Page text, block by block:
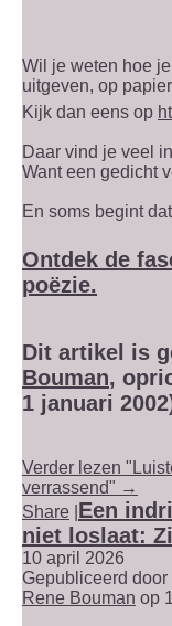
Wil je weten hoe
uitgeven, op
Kijk dan eens op
Daar vind je veel
Want een gedicht
En soms begint
Ontdek de
poëzie.
Dit artikel is
Bouman,
1 januari
Verder lezen
verrassend" →
Share Een
niet loslaat:
10 april 2026
Gepubliceerd door
Rene Bouman op